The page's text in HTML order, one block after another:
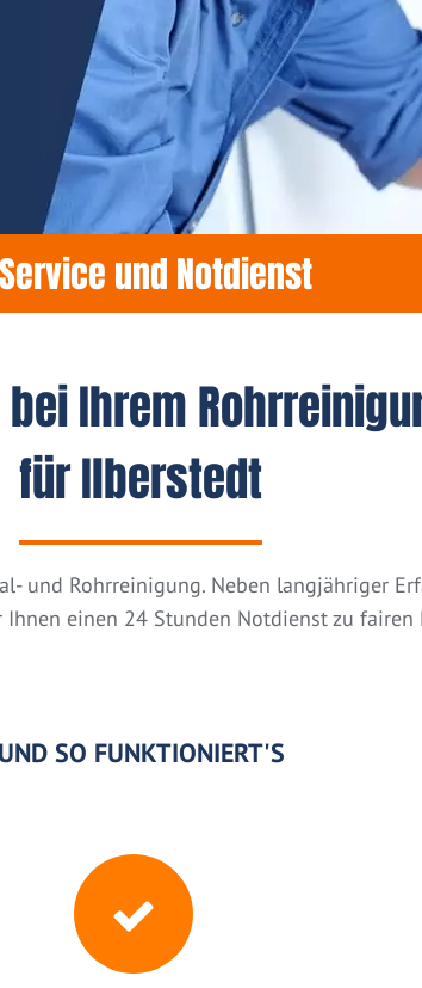
und Notdienst
Ihrem
für Ilberstedt
und Rohrreinigung. Neben langjähriger
einen 24 Stunden Notdienst zu fairen
UND SO FUNKTIONIERT'S